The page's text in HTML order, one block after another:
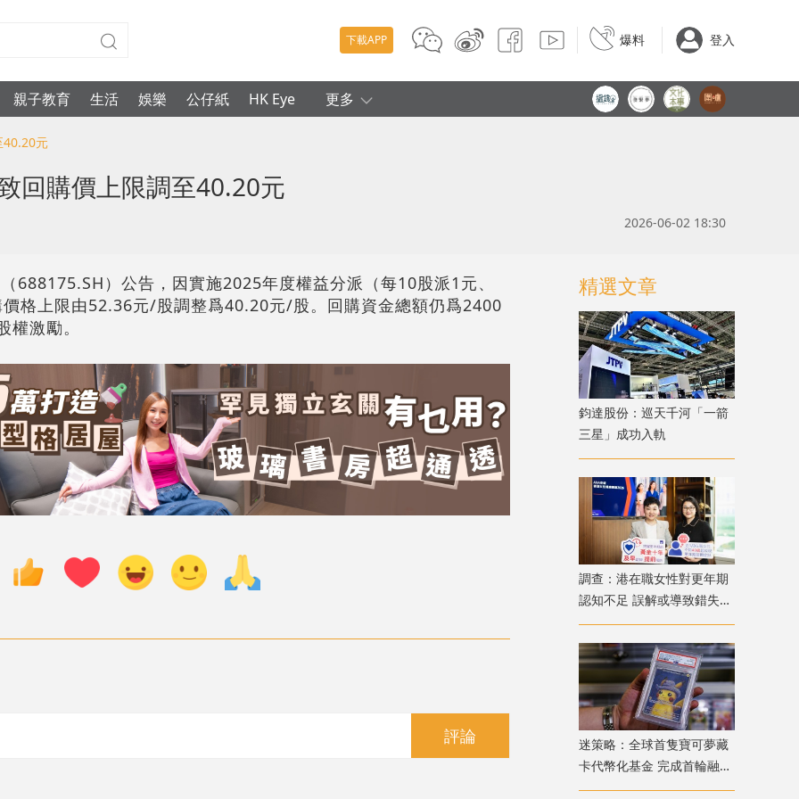
下載APP 爆料 登入
親子教育 生活 娛樂 公仔紙 HK Eye 更多
40.20元
回購價上限調至40.20元
2026-06-02 18:30
688175.SH）公告，因實施2025年度權益分派（每10股派1元、
格上限由52.36元/股調整爲40.20元/股。回購資金總額仍爲2400
激勵。
評論
精選文章
鈞達股份：巡天千河「一箭
三星」成功入軌
調查：港在職女性對更年期
認知不足 誤解或導致錯失
「黃金預防期」
迷策略：全球首隻寶可夢藏
卡代幣化基金 完成首輪融資
兼獲超購